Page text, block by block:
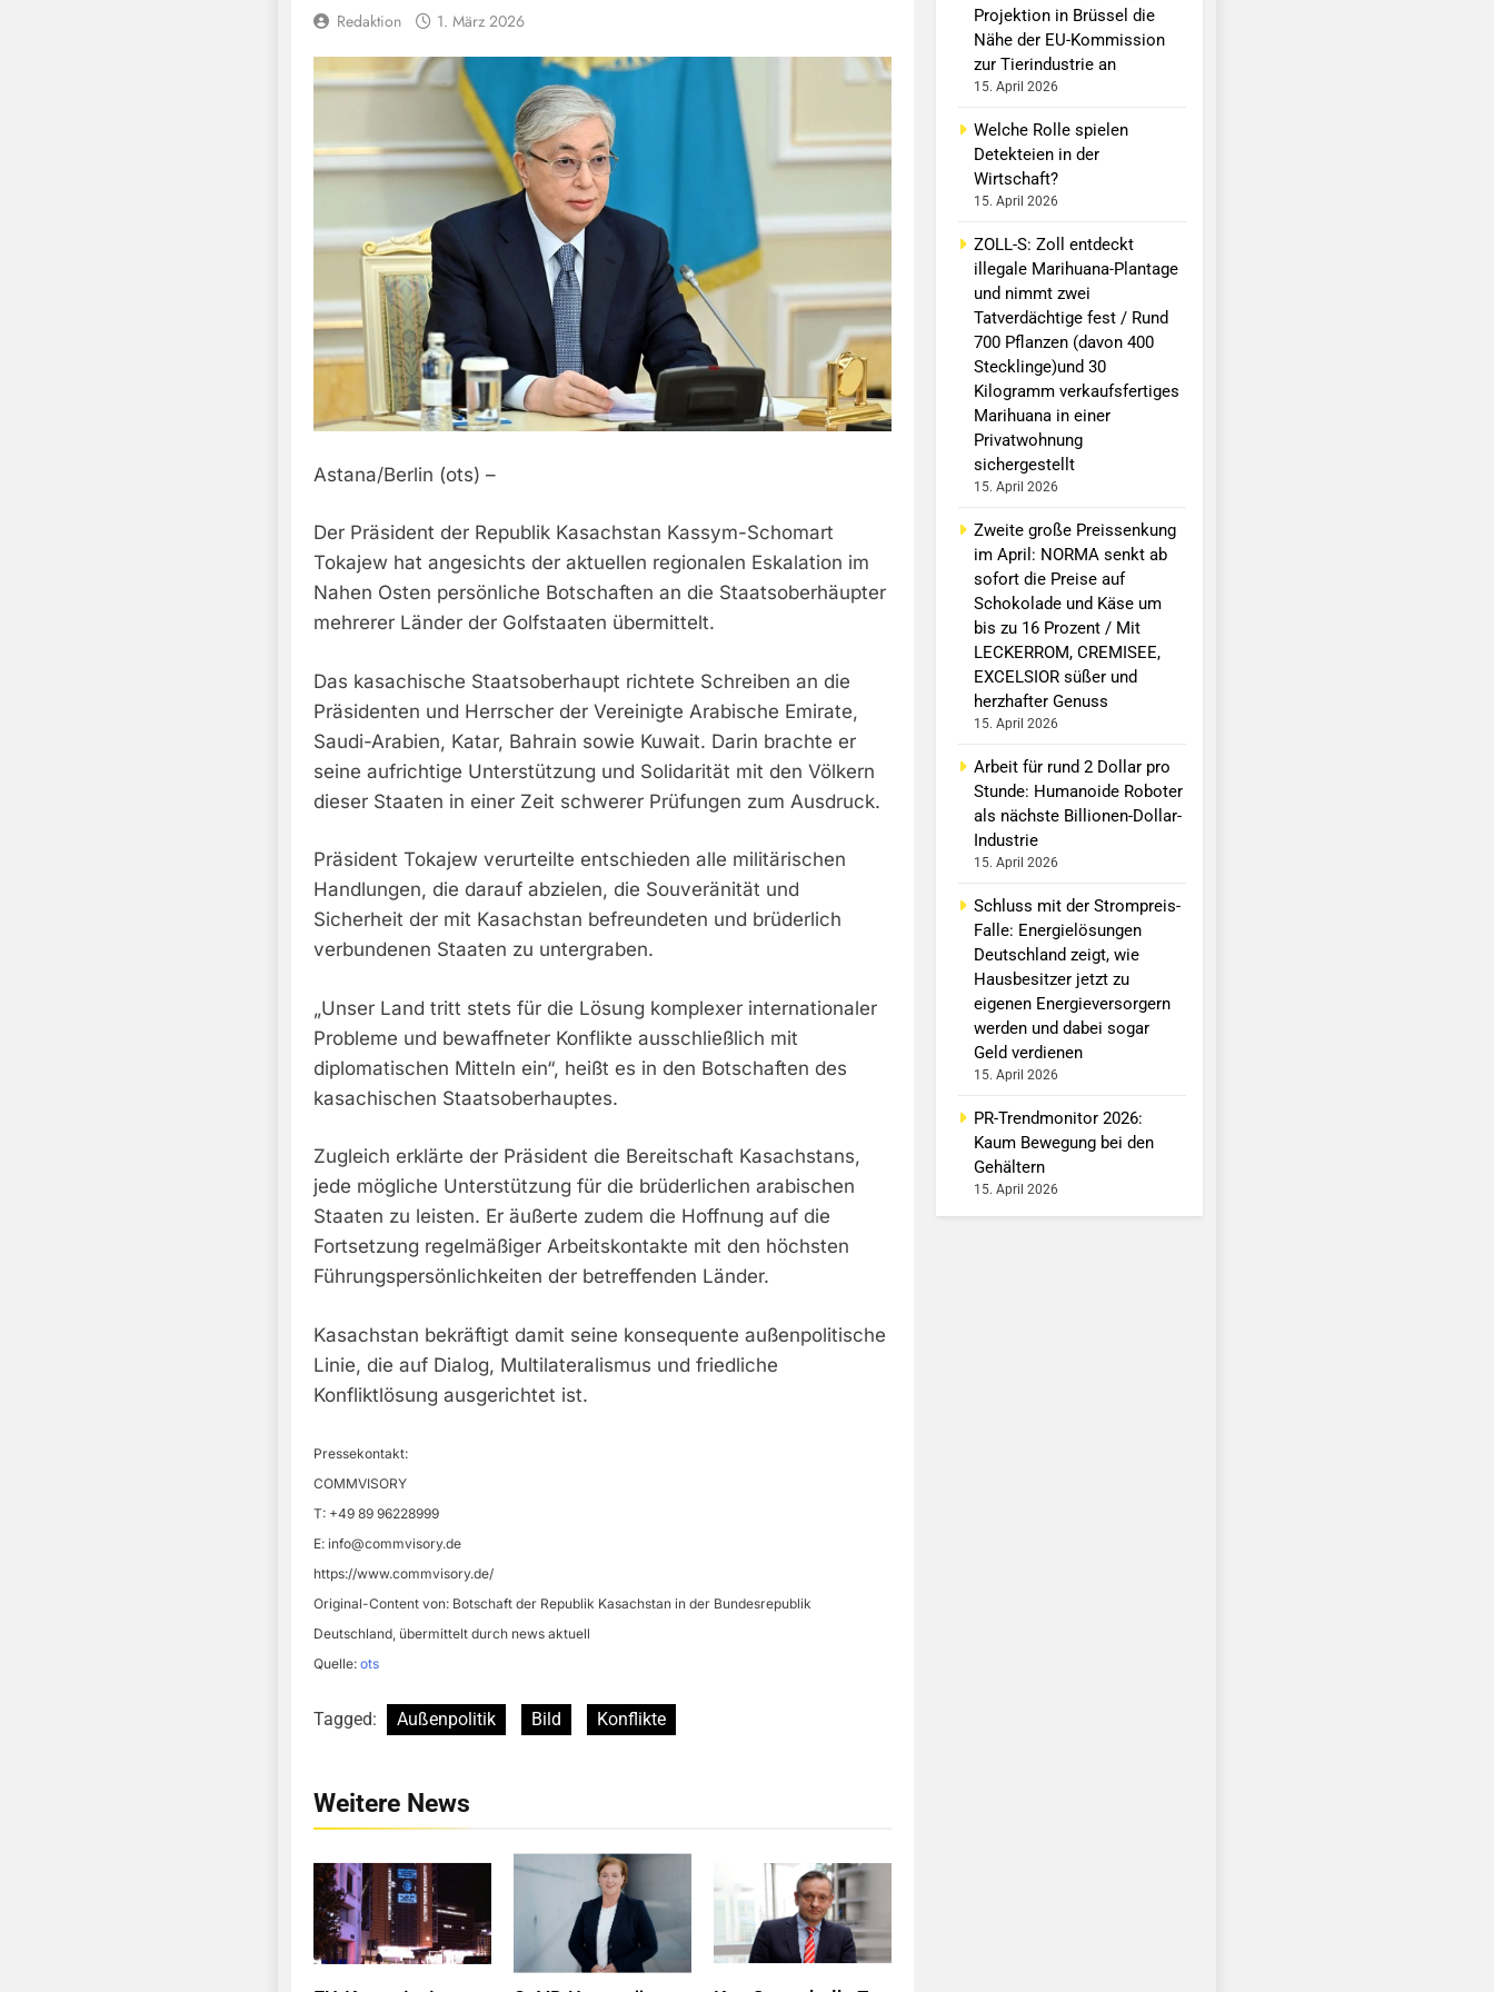
Redaktion 1. März 2026
Astana/Berlin (ots) –
Der Präsident der Republik Kasachstan Kassym-Schomart
Tokajew hat angesichts der aktuellen regionalen Eskalation im
Nahen Osten persönliche Botschaften an die Staatsoberhäupter
mehrerer Länder der Golfstaaten übermittelt.
Das kasachische Staatsoberhaupt richtete Schreiben an die
Präsidenten und Herrscher der Vereinigte Arabische Emirate,
Saudi-Arabien, Katar, Bahrain sowie Kuwait. Darin brachte er
seine aufrichtige Unterstützung und Solidarität mit den Völkern
dieser Staaten in einer Zeit schwerer Prüfungen zum Ausdruck.
Präsident Tokajew verurteilte entschieden alle militärischen
Handlungen, die darauf abzielen, die Souveränität und
Sicherheit der mit Kasachstan befreundeten und brüderlich
verbundenen Staaten zu untergraben.
„Unser Land tritt stets für die Lösung komplexer internationaler
Probleme und bewaffneter Konflikte ausschließlich mit
diplomatischen Mitteln ein“, heißt es in den Botschaften des
kasachischen Staatsoberhauptes.
Zugleich erklärte der Präsident die Bereitschaft Kasachstans,
jede mögliche Unterstützung für die brüderlichen arabischen
Staaten zu leisten. Er äußerte zudem die Hoffnung auf die
Fortsetzung regelmäßiger Arbeitskontakte mit den höchsten
Führungspersönlichkeiten der betreffenden Länder.
Kasachstan bekräftigt damit seine konsequente außenpolitische
Linie, die auf Dialog, Multilateralismus und friedliche
Konfliktlösung ausgerichtet ist.
Pressekontakt:
COMMVISORY
T: +49 89 96228999
E: info@commvisory.de
https://www.commvisory.de/
Original-Content von: Botschaft der Republik Kasachstan in der Bundesrepublik
Deutschland, übermittelt durch news aktuell
Quelle: ots
Tagged: Außenpolitik Bild Konflikte
Weitere News
Projektion in Brüssel die
Nähe der EU-Kommission
zur Tierindustrie an
15. April 2026
Welche Rolle spielen
Detekteien in der
Wirtschaft?
15. April 2026
ZOLL-S: Zoll entdeckt
illegale Marihuana-Plantage
und nimmt zwei
Tatverdächtige fest / Rund
700 Pflanzen (davon 400
Stecklinge)und 30
Kilogramm verkaufsfertiges
Marihuana in einer
Privatwohnung
sichergestellt
15. April 2026
Zweite große Preissenkung
im April: NORMA senkt ab
sofort die Preise auf
Schokolade und Käse um
bis zu 16 Prozent / Mit
LECKERROM, CREMISEE,
EXCELSIOR süßer und
herzhafter Genuss
15. April 2026
Arbeit für rund 2 Dollar pro
Stunde: Humanoide Roboter
als nächste Billionen-Dollar-
Industrie
15. April 2026
Schluss mit der Strompreis-
Falle: Energielösungen
Deutschland zeigt, wie
Hausbesitzer jetzt zu
eigenen Energieversorgern
werden und dabei sogar
Geld verdienen
15. April 2026
PR-Trendmonitor 2026:
Kaum Bewegung bei den
Gehältern
15. April 2026